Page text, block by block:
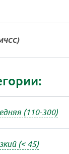
(110-300)
(< 45)